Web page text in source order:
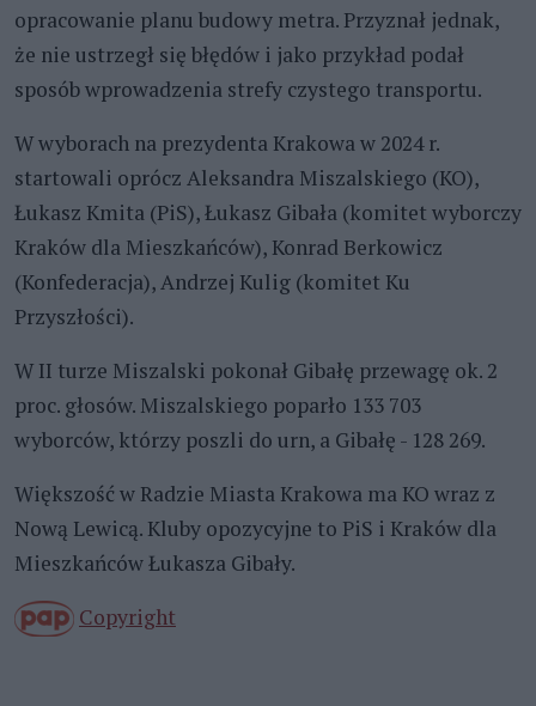
opracowanie planu budowy metra. Przyznał jednak,
że nie ustrzegł się błędów i jako przykład podał
sposób wprowadzenia strefy czystego transportu.
W wyborach na prezydenta Krakowa w 2024 r.
startowali oprócz Aleksandra Miszalskiego (KO),
Łukasz Kmita (PiS), Łukasz Gibała (komitet wyborczy
Kraków dla Mieszkańców), Konrad Berkowicz
(Konfederacja), Andrzej Kulig (komitet Ku
Przyszłości).
W II turze Miszalski pokonał Gibałę przewagę ok. 2
proc. głosów. Miszalskiego poparło 133 703
wyborców, którzy poszli do urn, a Gibałę - 128 269.
Większość w Radzie Miasta Krakowa ma KO wraz z
Nową Lewicą. Kluby opozycyjne to PiS i Kraków dla
Mieszkańców Łukasza Gibały.
Copyright